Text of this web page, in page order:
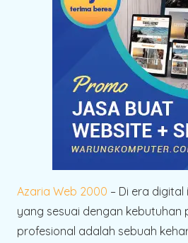
Azaria Web 2000 – Di era digital
yang sesuai dengan kebutuhan
profesional adalah sebuah